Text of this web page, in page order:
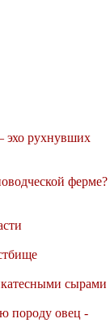
эхо рухнувших
ферме?
сырами
породу овец -